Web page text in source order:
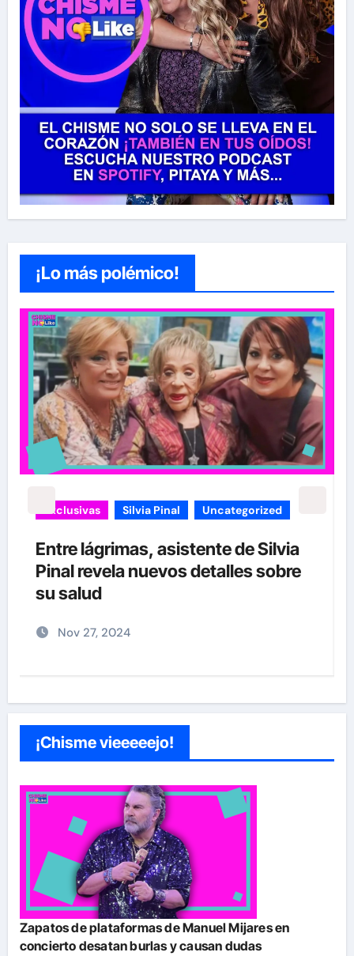
¡Lo más polémico!
Exclusivas Silvia Pinal Uncategorized
Entre lágrimas, asistente de Silvia
Pinal revela nuevos detalles sobre
su salud
Nov 27, 2024
¡Chisme vieeeeejo!
Zapatos de plataformas de Manuel Mijares en
concierto desatan burlas y causan dudas